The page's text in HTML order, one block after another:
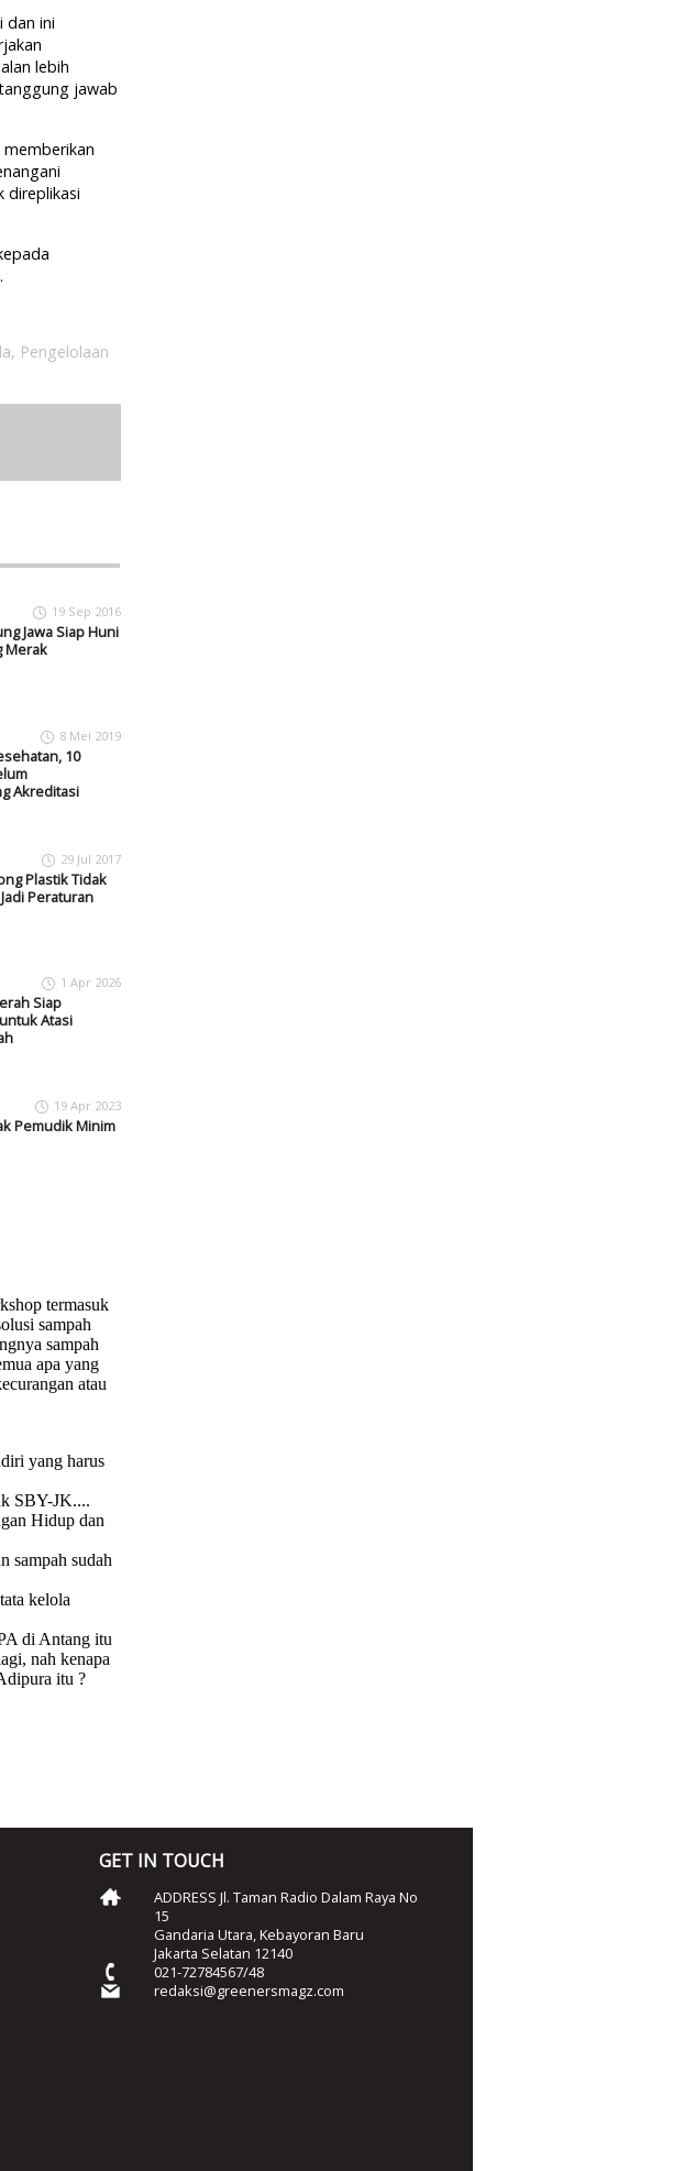
dan ini
lebih
jawab
direplikasi
, Pengelolaan
19 Sep 2016
Jawa Siap Huni
Merak
8 Mei 2019
10
Akreditasi
29 Jul 2017
Plastik Tidak
Peraturan
1 Apr 2026
Siap
Atasi
19 Apr 2023
Pemudik Minim
GET IN TOUCH
ADDRESS Jl. Taman Radio Dalam Raya No
15
Gandaria Utara, Kebayoran Baru
Jakarta Selatan 12140
021-72784567/48
redaksi@greenersmagz.com